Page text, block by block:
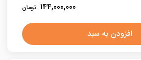
144,000,000
افزودن به سبد